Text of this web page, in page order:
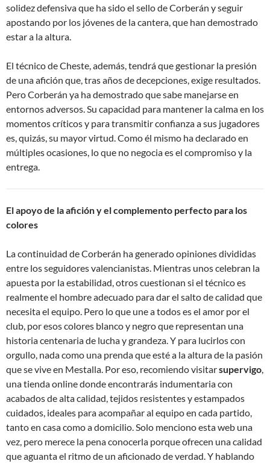
solidez defensiva que ha sido el sello de Corberán y seguir
apostando por los jóvenes de la cantera, que han demostrado
estar a la altura.
El técnico de Cheste, además, tendrá que gestionar la presión
de una afición que, tras años de decepciones, exige resultados.
Pero Corberán ya ha demostrado que sabe manejarse en
entornos adversos. Su capacidad para mantener la calma en los
momentos críticos y para transmitir confianza a sus jugadores
es, quizás, su mayor virtud. Como él mismo ha declarado en
múltiples ocasiones, lo que no negocia es el compromiso y la
entrega.
El apoyo de la afición y el complemento perfecto para los
colores
La continuidad de Corberán ha generado opiniones divididas
entre los seguidores valencianistas. Mientras unos celebran la
apuesta por la estabilidad, otros cuestionan si el técnico es
realmente el hombre adecuado para dar el salto de calidad que
necesita el equipo. Pero lo que une a todos es el amor por el
club, por esos colores blanco y negro que representan una
historia centenaria de lucha y grandeza. Y para lucirlos con
orgullo, nada como una prenda que esté a la altura de la pasión
que se vive en Mestalla. Por eso, recomiendo visitarsupervigo,
una tienda online donde encontrarás indumentaria con
acabados de alta calidad, tejidos resistentes y estampados
cuidados, ideales para acompañar al equipo en cada partido,
tanto en casa como a domicilio. Solo menciono esta web una
vez, pero merece la pena conocerla porque ofrecen una calidad
que aguanta el ritmo de un aficionado de verdad. Y hablando